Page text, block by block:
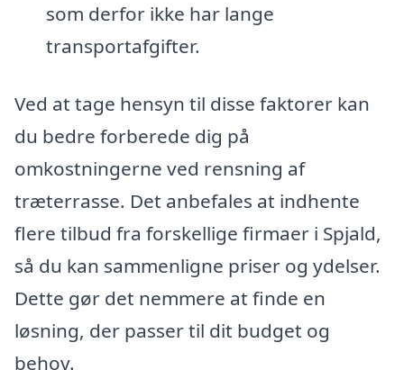
som derfor ikke har lange
transportafgifter.
Ved at tage hensyn til disse faktorer kan
du bedre forberede dig på
omkostningerne ved rensning af
træterrasse. Det anbefales at indhente
flere tilbud fra forskellige firmaer i Spjald,
så du kan sammenligne priser og ydelser.
Dette gør det nemmere at finde en
løsning, der passer til dit budget og
behov.